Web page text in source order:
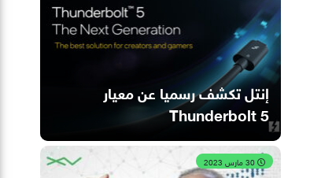
إنتل تكشف رسميا عن معيار
Thunderbolt 5